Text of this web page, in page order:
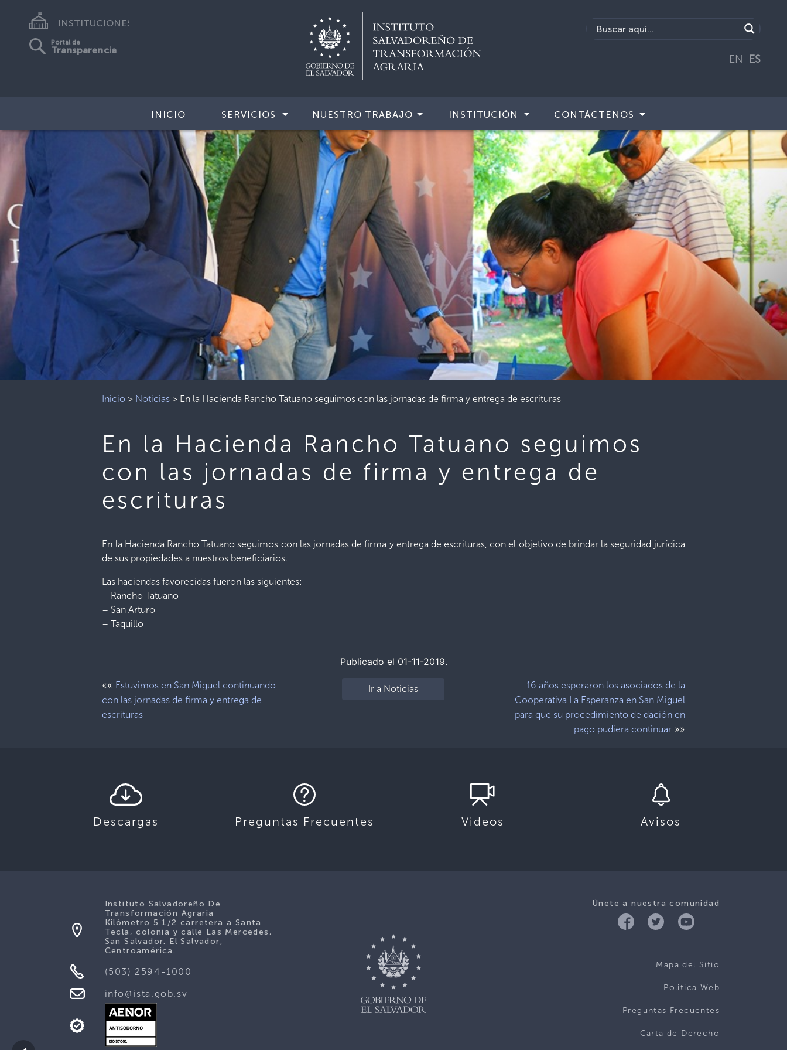
INSTITUCIONES
Portal de
Transparencia
EN ES
INICIO SERVICIOS NUESTRO TRABAJO INSTITUCIÓN CONTÁCTENOS
Inicio > Noticias > En la Hacienda Rancho Tatuano seguimos con las jornadas de firma y entrega de escrituras
En la Hacienda Rancho Tatuano seguimos
con las jornadas de firma y entrega de
escrituras
En la Hacienda Rancho Tatuano seguimos con las jornadas de firma y entrega de escrituras, con el objetivo de brindar la seguridad jurídica
de sus propiedades a nuestros beneficiarios.
Las haciendas favorecidas fueron las siguientes:
– Rancho Tatuano
– San Arturo
– Taquillo
Publicado el 01-11-2019.
«« Estuvimos en San Miguel continuando
con las jornadas de firma y entrega de
escrituras
Ir a Noticias
16 años esperaron los asociados de la
Cooperativa La Esperanza en San Miguel
para que su procedimiento de dación en
pago pudiera continuar»»
Descargas Preguntas Frecuentes Videos Avisos
Únete a nuestra comunidad
Mapa del Sitio
Politica Web
Preguntas Frecuentes
Carta de Derecho
Instituto Salvadoreño De
Transformación Agraria
Kilómetro 5 1/2 carretera a Santa
Tecla, colonia y calle Las Mercedes,
San Salvador. El Salvador,
Centroamérica.
(503) 2594-1000
info@ista.gob.sv